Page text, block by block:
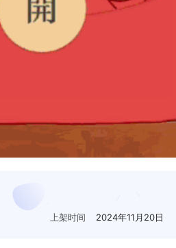
上架时间 2024年11月20日